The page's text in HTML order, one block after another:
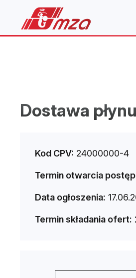
Dostawa
Kod CPV: 24000000-4
Termin otwarcia
Data ogłoszenia:
Termin składania ofert: